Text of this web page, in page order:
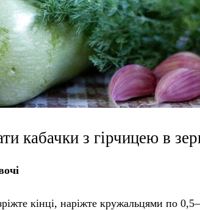
кабачки з гірчицею в
кінці, наріжте кружальцями по